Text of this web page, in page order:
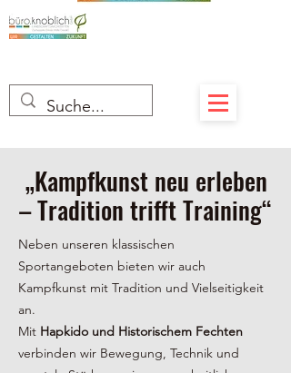
„Kampfkunst neu erleben
– Tradition trifft Training“
Neben unseren klassischen
Sportangeboten bieten wir auch
Kampfkunst mit Tradition und Vielseitigkeit
an.
Mit Hapkido und Historischem Fechten
verbinden wir Bewegung, Technik und